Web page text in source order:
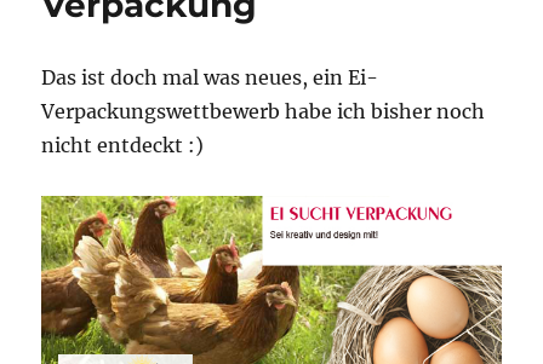
Das ist doch mal was neues, ein Ei-
Verpackungswettbewerb habe ich bisher noch
nicht entdeckt :)